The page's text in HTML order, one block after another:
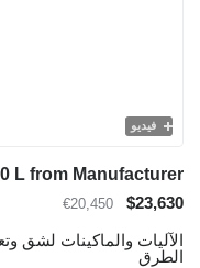
فيديو
$23,630
€20,450
الآليات والماكينات لشق
الطرق